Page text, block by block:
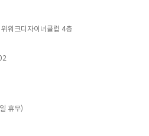
워크디자이너클럽 4층
휴무)